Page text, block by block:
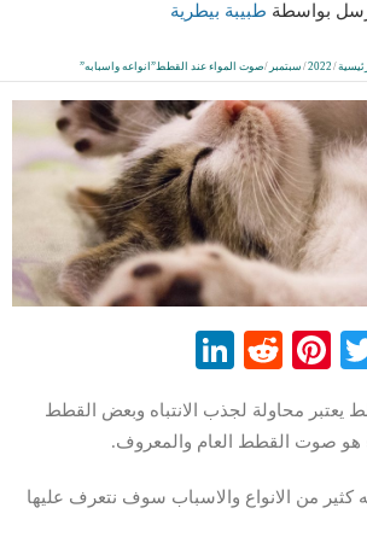
بواسطة طبيبة بيطرية
/
2022
/ سبتمبر /صوت المواء عند القطط”انواعه واسبابه”
Twitter
Pinterest
Reddit
يعتبر محاولة لجذب الانتباه وبعض القطط
هو صوت القطط العام والمعروف.
كثير من الانواع والاسباب سوف نتعرف عليها